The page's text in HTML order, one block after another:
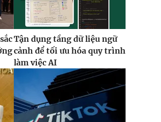
Tận dụng tầng dữ liệu ngữ
cảnh để tối ưu hóa quy trình
làm việc AI